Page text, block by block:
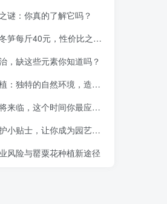
谜：你真的了解它吗？
每斤40元，性价比之选！
，缺这些元素你知道吗？
的自然环境，造就高品质药材！
，这个时间你最应该去赏花！
贴士，让你成为园艺达人
风险与罂粟花种植新途径
谜：你真的了解它吗？
每斤40元，性价比之选！
，缺这些元素你知道吗？
的自然环境，造就高品质药材！
，这个时间你最应该去赏花！
贴士，让你成为园艺达人
风险与罂粟花种植新途径